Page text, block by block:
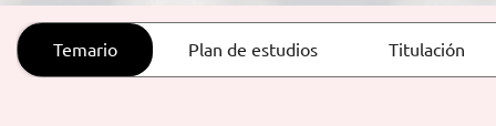
Temario Plan de estudios Titulación